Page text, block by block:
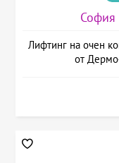
София
Лифтинг на очен
от